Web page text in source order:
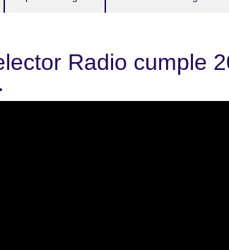
Radio cumple